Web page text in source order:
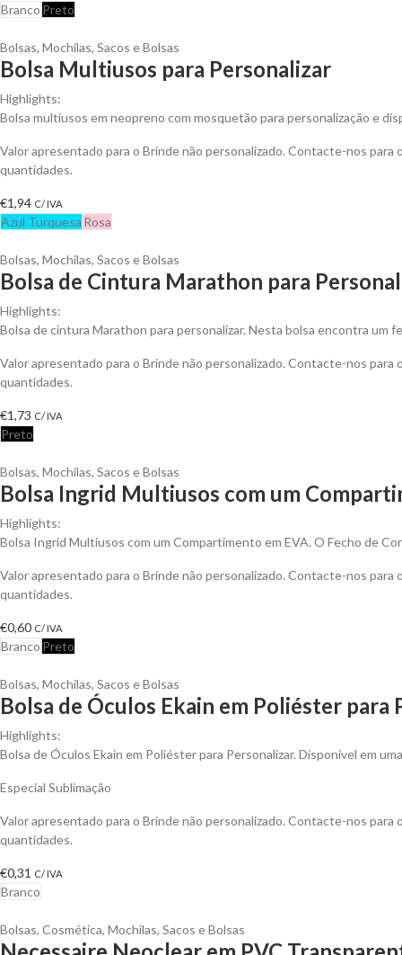
Branco Preto
Bolsas, Mochilas, Sacos e Bolsas
Bolsa Multiusos para Personalizar
Highlights:
Bolsa multiusos em neopreno com mosquetão para personalização e
Valor apresentado para o Brinde não personalizado. Contacte-nos
quantidades.
€1,94 C/ IVA
Azul Turquesa Rosa
Bolsas, Mochilas, Sacos e Bolsas
Bolsa de Cintura Marathon para
Highlights:
Bolsa de cintura Marathon para personalizar. Nesta bolsa encontra um
Valor apresentado para o Brinde não personalizado. Contacte-nos
quantidades.
€1,73 C/ IVA
Preto
Bolsas, Mochilas, Sacos e Bolsas
Bolsa Ingrid Multiusos com um
Highlights:
Bolsa Ingrid Multiusos com um Compartimento em EVA. O Fecho de
Valor apresentado para o Brinde não personalizado. Contacte-nos
quantidades.
€0,60 C/ IVA
Branco Preto
Bolsas, Mochilas, Sacos e Bolsas
Bolsa de Óculos Ekain em Poliéster para
Highlights:
Bolsa de Óculos Ekain em Poliéster para Personalizar. Disponível em
Especial Sublimação
Valor apresentado para o Brinde não personalizado. Contacte-nos
quantidades.
€0,31 C/ IVA
Branco
Bolsas, Cosmética, Mochilas, Sacos e Bolsas